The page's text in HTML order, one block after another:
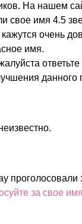
На нашем
свое имя 4.5
очень
имя.
ответьте
данного
проголосовали
за свое имя